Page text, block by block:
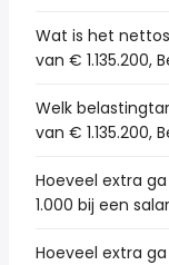
Wat is het
van € 1.135.200,
Welk
van € 1.135.200,
Hoeveel extra
1.000 bij een
Hoeveel extra